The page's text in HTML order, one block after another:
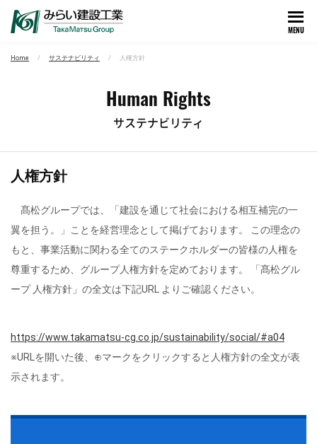
MENU
Home サステナビリティ 人権方針
Human Rights
サステナビリティ
人権方針
髙松グループでは、「建設を通じて社会における相互補完の一
翼を担う。」ことを経営理念として掲げております。 この理念の
もと、事業活動に関わる全てのステークホルダーの皆様の人権を
尊重するため、グループ人権方針を定めております。 「髙松グル
ープ 人権方針」の全文は下記URL よりご確認ください。
https://www.takamatsu-cg.co.jp/sustainability/social/#a04
※URLを開いた後、⊕マークをクリックすると人権方針の全文が表
示されます。